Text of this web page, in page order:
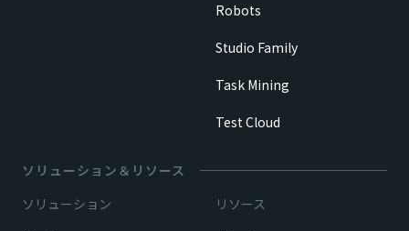
Robots
Studio Family
Task Mining
Test Cloud
ソリューション＆リソース
ソリューション
リソース